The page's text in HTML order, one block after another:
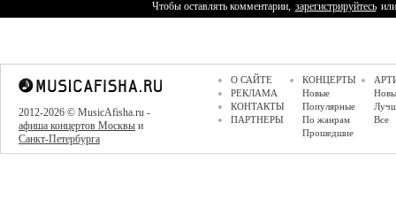
Чтобы оставлять комментарии, зарегистрируйтесь или
2012-2026 © MusicAfisha.ru -
афиша концертов Москвы и
Санкт-Петербурга
О САЙТЕ
РЕКЛАМА
КОНТАКТЫ
ПАРТНЕРЫ
КОНЦЕРТЫ
Новые
Популярные
По жанрам
Прошедшие
Все